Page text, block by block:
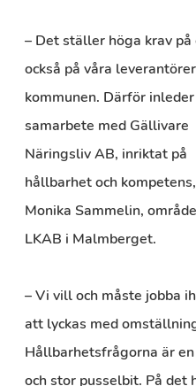
– Det ställer höga krav på
också på våra
kommunen. Därför
samarbete med Gällivare
Näringsliv AB, inriktat på
hållbarhet och
Monika Sammelin,
LKAB i Malmberget.
– Vi vill och måste jobba
att lyckas med
Hållbarhetsfrågorna är
och stor pusselbit. På det